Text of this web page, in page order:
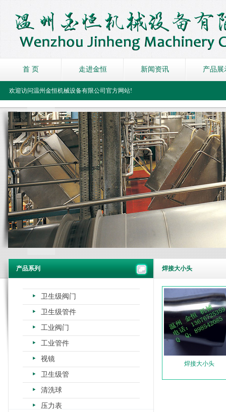
首 页 走进金恒 新闻资讯 产品展
欢迎访问温州金恒机械设备有限公司官方网站!
产品系列
卫生级阀门
卫生级管件
工业阀门
工业管件
视镜
卫生级管
清洗球
压力表
焊接大小头
焊接大小头